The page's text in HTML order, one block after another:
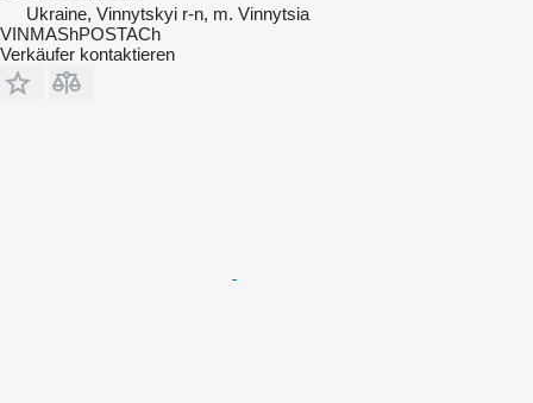
Ukraine, Vinnytskyi r-n, m. Vinnytsia
VINMAShPOSTACh
Verkäufer kontaktieren